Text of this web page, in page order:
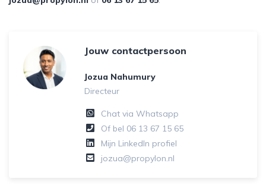
Jouw contactpersoon
Jozua Nahumury
Directeur
Chat via Whatsapp
Of bel 06 13 67 15 65
Mijn LinkedIn profiel
jozua@propylon.nl